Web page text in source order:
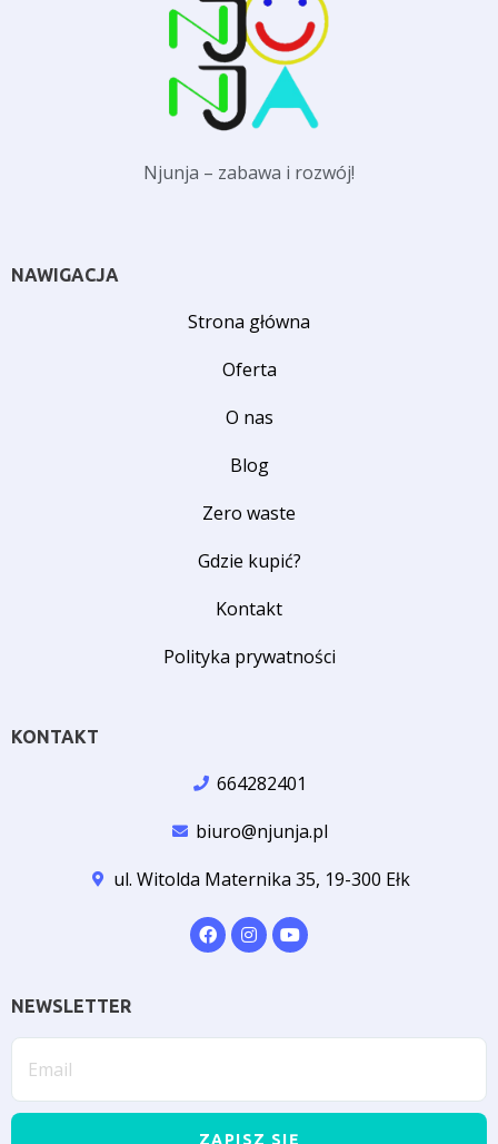
Njunja – zabawa i rozwój!
NAWIGACJA
Strona główna
Oferta
O nas
Blog
Zero waste
Gdzie kupić?
Kontakt
Polityka prywatności
KONTAKT
664282401
biuro@njunja.pl
ul. Witolda Maternika 35, 19-300 Ełk
NEWSLETTER
ZAPISZ SIĘ